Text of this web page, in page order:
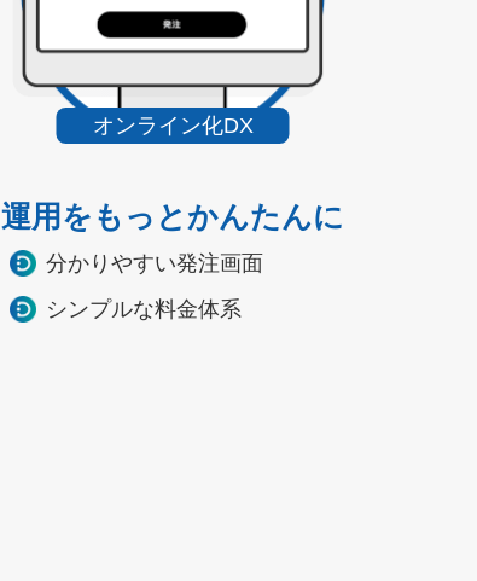
オンライン化DX
運用をもっとかんたんに
分かりやすい発注画面
シンプルな料金体系